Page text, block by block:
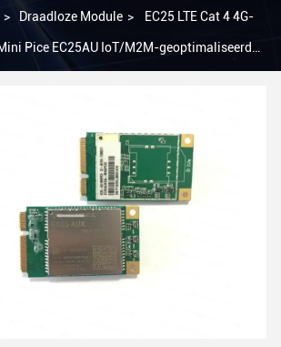
> Draadloze Module > EC25 LTE Cat 4 4G-
Pice EC25AU IoT/M2M-geoptimaliseerd